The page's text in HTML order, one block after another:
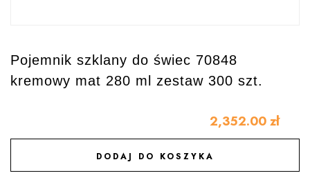
Pojemnik szklany do świec 70848
kremowy mat 280 ml zestaw 300 szt.
2,352.00 zł
DODAJ DO KOSZYKA
DODAJ DO ULUBIONYCH